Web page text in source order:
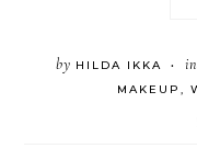
by HILDA IKKA • in
MAKEUP ,